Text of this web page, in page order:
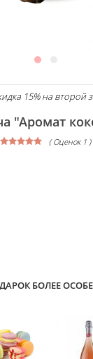
15% на второй
"Аромат
( Оценок 1 )
БОЛЕЕ